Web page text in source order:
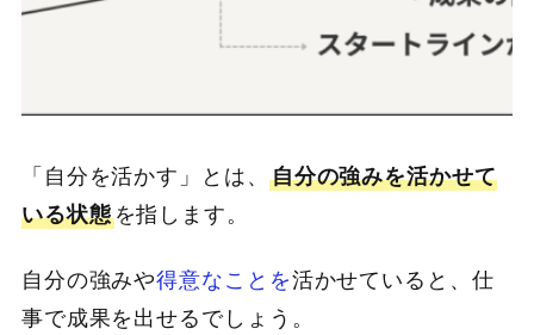
「自分を活かす」とは、 自分の強みを活かせて
いる状態を指します。
自分の強みや得意なことを活かせていると、仕
事で成果を出せるでしょう。